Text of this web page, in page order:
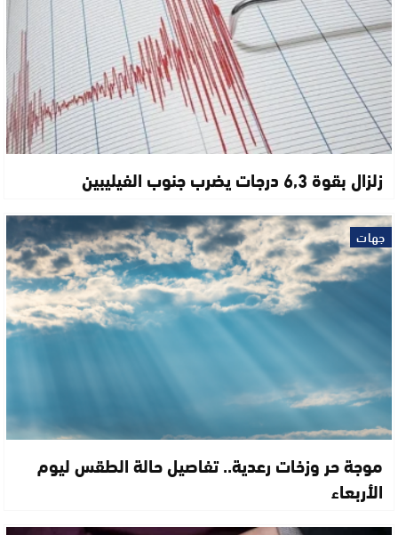
زلزال بقوة 6,3 درجات يضرب جنوب الفيليبين
جهات
موجة حر وزخات رعدية.. تفاصيل حالة الطقس ليوم
الأربعاء